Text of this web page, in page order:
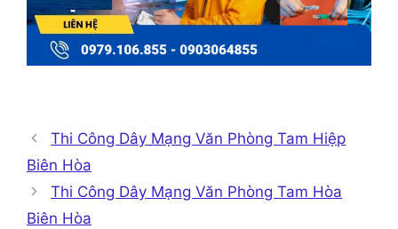
Thi Công Dây Mạng Văn Phòng Tam Hiệp
Biên Hòa
Thi Công Dây Mạng Văn Phòng Tam Hòa
Biên Hòa